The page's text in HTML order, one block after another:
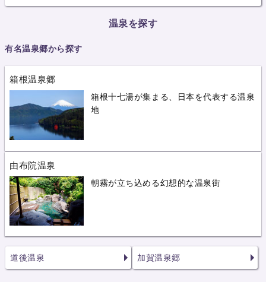
温泉を探す
有名温泉郷から探す
箱根温泉郷
箱根十七湯が集まる、日本を代表する温泉
地
由布院温泉
朝霧が立ち込める幻想的な温泉街
道後温泉 加賀温泉郷